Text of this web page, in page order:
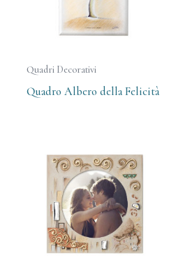
Quadri Decorativi
Quadro Albero della Felicità